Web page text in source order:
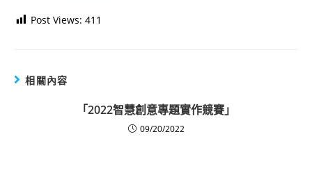
Post Views: 411
相關內容
「2022智慧創意專題實作競賽」
09/20/2022